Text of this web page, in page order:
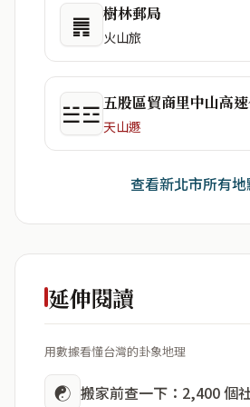
䷠ 樹林郵局
火山旅
☱☲ 五股區貿商里中山高
天山遯
查看新北市所有
延伸閱讀
用數據看懂台灣的卦象地理
☯ 搬家前查一下：2,400 個